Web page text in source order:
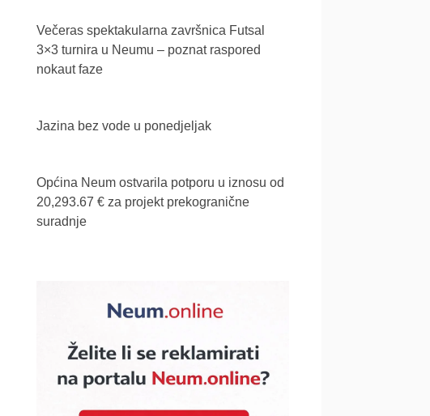
Večeras spektakularna završnica Futsal
3×3 turnira u Neumu – poznat raspored
nokaut faze
Jazina bez vode u ponedjeljak
Općina Neum ostvarila potporu u iznosu od
20,293.67 € za projekt prekogranične
suradnje